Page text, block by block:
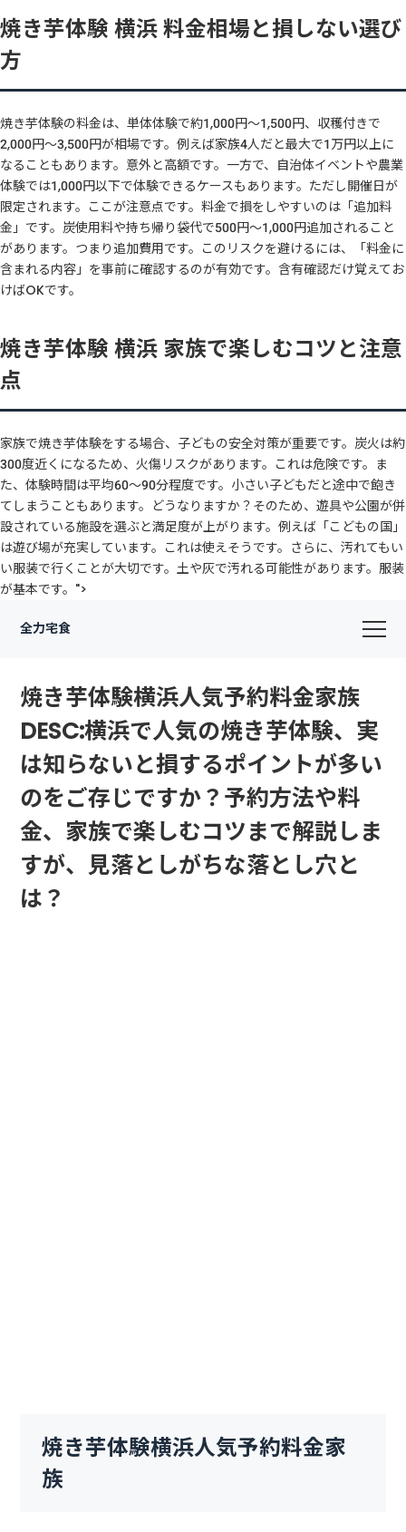
焼き芋体験 横浜 料金相場と損しない選び
方
焼き芋体験の料金は、単体体験で約1,000円〜1,500円、収穫付きで
2,000円〜3,500円が相場です。例えば家族4人だと最大で1万円以上に
なることもあります。意外と高額です。一方で、自治体イベントや農業
体験では1,000円以下で体験できるケースもあります。ただし開催日が
限定されます。ここが注意点です。料金で損をしやすいのは「追加料
金」です。炭使用料や持ち帰り袋代で500円〜1,000円追加されること
があります。つまり追加費用です。このリスクを避けるには、「料金に
含まれる内容」を事前に確認するのが有効です。含有確認だけ覚えてお
けばOKです。
焼き芋体験 横浜 家族で楽しむコツと注意
点
家族で焼き芋体験をする場合、子どもの安全対策が重要です。炭火は約
300度近くになるため、火傷リスクがあります。これは危険です。ま
た、体験時間は平均60〜90分程度です。小さい子どもだと途中で飽き
てしまうこともあります。どうなりますか？そのため、遊具や公園が併
設されている施設を選ぶと満足度が上がります。例えば「こどもの国」
は遊び場が充実しています。これは使えそうです。さらに、汚れてもい
い服装で行くことが大切です。土や灰で汚れる可能性があります。服装
が基本です。">
全力宅食
焼き芋体験横浜人気予約料金家族
DESC:横浜で人気の焼き芋体験、実
は知らないと損するポイントが多い
のをご存じですか？予約方法や料
金、家族で楽しむコツまで解説しま
すが、見落としがちな落とし穴と
は？
焼き芋体験横浜人気予約料金家
族